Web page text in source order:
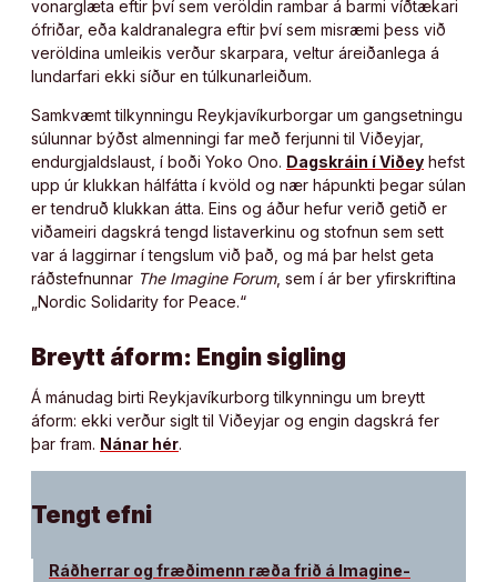
vonarglæta eftir því sem veröldin rambar á barmi víðtækari
ófriðar, eða kaldranalegra eftir því sem misræmi þess við
veröldina umleikis verður skarpara, veltur áreiðanlega á
lundarfari ekki síður en túlkunarleiðum.
Samkvæmt tilkynningu Reykjavíkurborgar um gangsetningu
súlunnar býðst almenningi far með ferjunni til Viðeyjar,
endurgjaldslaust, í boði Yoko Ono. Dagskráin í Viðey hefst
upp úr klukkan hálfátta í kvöld og nær hápunkti þegar súlan
er tendruð klukkan átta. Eins og áður hefur verið getið er
viðameiri dagskrá tengd listaverkinu og stofnun sem sett
var á laggirnar í tengslum við það, og má þar helst geta
ráðstefnunnar The Imagine Forum, sem í ár ber yfirskriftina
„Nordic Solidarity for Peace.“
Breytt áform: Engin sigling
Á mánudag birti Reykjavíkurborg tilkynningu um breytt
áform: ekki verður siglt til Viðeyjar og engin dagskrá fer
þar fram. Nánar hér.
Tengt efni
Ráðherrar og fræðimenn ræða frið á Imagine-